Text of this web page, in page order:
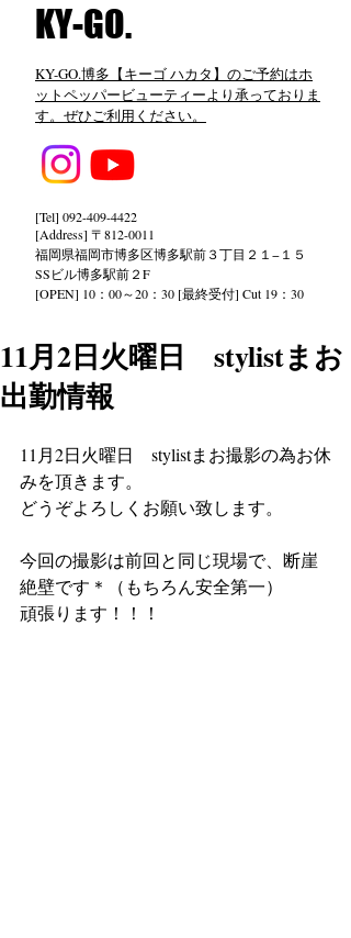
​KY-GO.
KY-GO.博多【キーゴ ハカタ】のご予約はホ
ットペッパービューティーより承っておりま
す。ぜひご利用ください。
[Tel] 092-409-4422
[Address] 〒812-0011
福岡県福岡市博多区博多駅前３丁目２１−１５
SSビル博多駅前２F
[OPEN] 10：00～20：30 [最終受付] Cut 19：30
11月2日火曜日 stylistまお
出勤情報
11月2日火曜日　stylistまお撮影の為お休
みを頂きます。
どうぞよろしくお願い致します。
今回の撮影は前回と同じ現場で、断崖
絶壁です＊（もちろん安全第一）
頑張ります！！！